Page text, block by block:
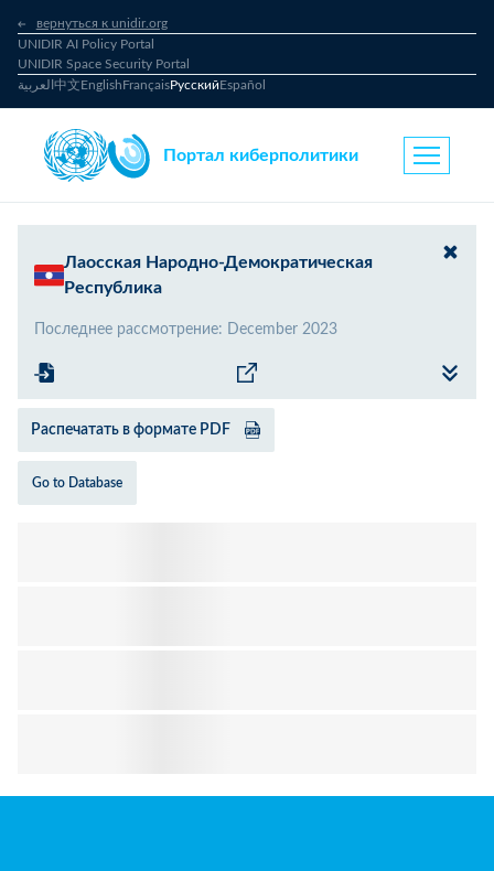
вернуться к unidir.org
UNIDIR AI Policy Portal
UNIDIR Space Security Portal
العربية 中文EnglishFrançaisРусскийEspañol
Портал киберполитики
Лаосская Народно-Демократическая
Республика
Последнее рассмотрение: December 2023
Распечатать в формате PDF
Go to Database